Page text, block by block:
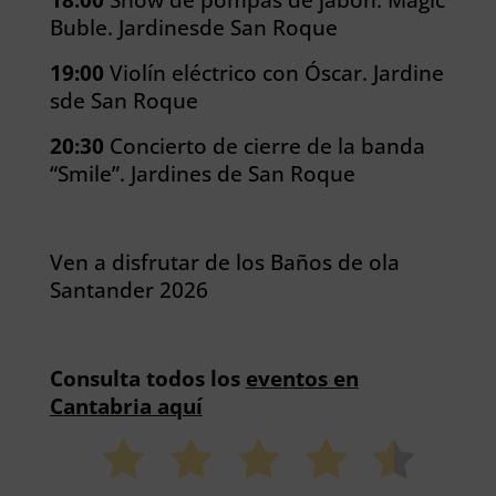
Buble. Jardinesde San Roque
19:00 Violín eléctrico con Óscar. Jardine
sde San Roque
20:30 Concierto de cierre de la banda
“Smile”. Jardines de San Roque
Ven a disfrutar de los Baños de ola
Santander 2026
Consulta todos los eventos en
Cantabria aquí